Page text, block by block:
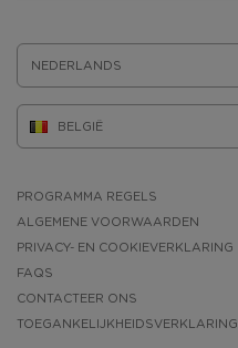
TAAL:
PROGRAMMA REGELS
ALGEMENE VOORWAARDEN
PRIVACY- EN COOKIEVERKLARING
FAQS
CONTACTEER ONS
TOEGANKELIJKHEIDSVERKLARING